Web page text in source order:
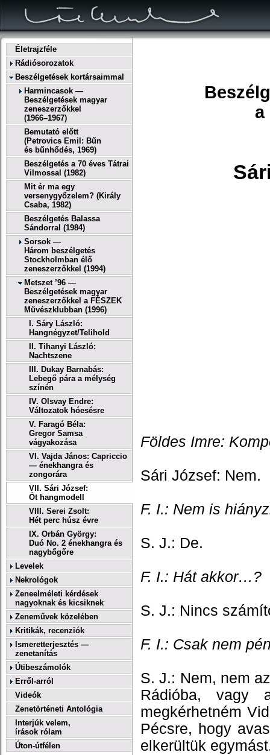
Életrajzféle
Rádiósorozatok
Beszélgetések kortársaimmal
Harmincasok —
Beszélgetések magyar
zeneszerzőkkel
(1966–1967)
Bemutató előtt
(Petrovics Emil: Bűn
és bűnhődés, 1969)
Beszélgetés a 70 éves Tátrai
Vilmossal (1982)
Mit ér ma egy
versenygyőzelem? (Király
Csaba, 1982)
Beszélgetés Balassa
Sándorral (1984)
Sorsok —
Három beszélgetés
Stockholmban élő
zeneszerzőkkel (1994)
Metszet ’96 —
Beszélgetések magyar
zeneszerzőkkel a FÉSZEK
Művészklubban (1996)
I. Sáry László:
Hangnégyzet/Telihold
II. Tihanyi László:
Nachtszene
III. Dukay Barnabás:
Lebegő pára a mélység
színén
IV. Olsvay Endre:
Változatok hóesésre
V. Faragó Béla:
Gregor Samsa
vágyakozása
VI. Vajda János: Capriccio
— énekhangra és
zongorára
VII. Sári József:
Öt hangmodell
VIII. Serei Zsolt:
Hét perc húsz évre
IX. Orbán György:
Duó No. 2 énekhangra és
nagybőgőre
Levelek
Nekrológok
Zeneelméleti kérdések
nagyoknak és kicsiknek
Zeneművek közelében
Kritikák, recenziók
Ismeretterjesztés —
zenetanítás
Útibeszámolók
Erről-arról
Videók
Zenetörténeti Antológia
Interjúk velem,
írások rólam
Úton-útfélen
a
Földes Imre:
Sári József: Nem.
F. I.: Nem is
S. J.: De.
F. I.: Hát akkor…?
S. J.: Nincs
F. I.: Csak nem
S. J.: Nem, nem
Rádióba, vagy
megkérhetném
Pécsre, hogy
elkerültük